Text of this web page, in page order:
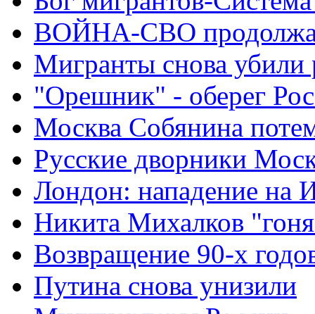
ВОЙНА-СВО
Мигранты снова убили
"Орешник" - оберег
Москва Собянина
Русские дворники
Лондон: нападение на
Никита Михалков
Возвращение 90-х
Путина снова унизили